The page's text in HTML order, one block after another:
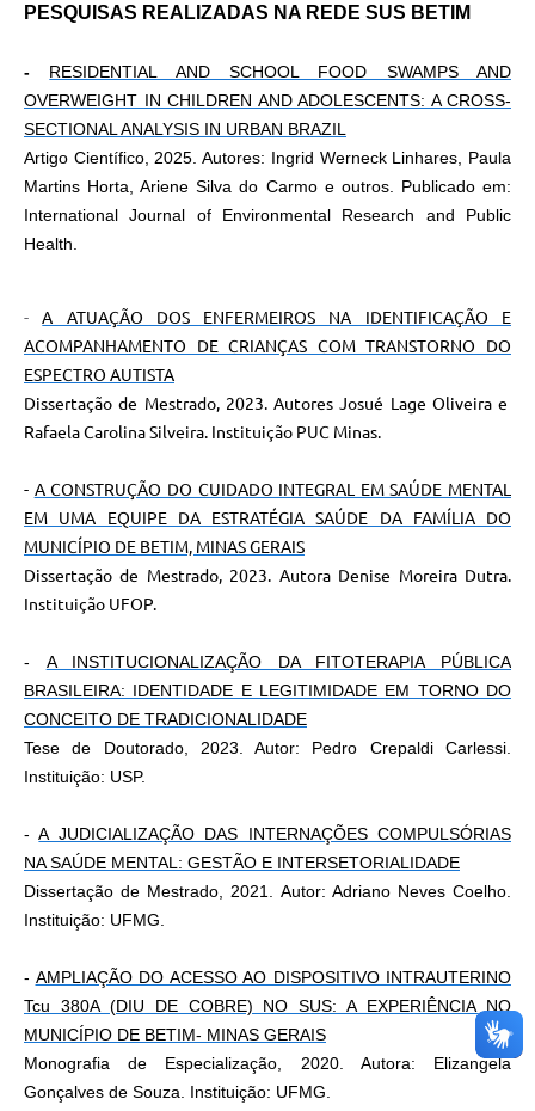
PESQUISAS REALIZADAS NA REDE SUS BETIM
- RESIDENTIAL AND SCHOOL FOOD SWAMPS AND
OVERWEIGHT IN CHILDREN AND ADOLESCENTS: A CROSS-
SECTIONAL ANALYSIS IN URBAN BRAZIL
Artigo Científico, 2025. Autores: Ingrid Werneck Linhares, Paula
Martins Horta, Ariene Silva do Carmo e outros.
Publicado em:
International Journal of Environmental Research and Public
Health.
-A ATUAÇÃO DOS ENFERMEIROS NA IDENTIFICAÇÃO E
ACOMPANHAMENTO DE CRIANÇAS COM TRANSTORNO DO
ESPECTRO AUTISTA
Dissertação de Mestrado, 2023. Autores Josué Lage Oliveira e
Rafaela Carolina Silveira. Instituição PUC Minas.
- A CONSTRUÇÃO DO CUIDADO INTEGRAL EM SAÚDE MENTAL
EM UMA EQUIPE DA ESTRATÉGIA SAÚDE DA FAMÍLIA DO
MUNICÍPIO DE BETIM, MINAS GERAIS
Dissertação de Mestrado, 2023. Autora Denise Moreira Dutra.
Instituição UFOP.
-
A INSTITUCIONALIZAÇÃO DA FITOTERAPIA PÚBLICA
BRASILEIRA: IDENTIDADE E LEGITIMIDADE EM TORNO DO
CONCEITO DE TRADICIONALIDADE
Tese de Doutorado, 2023. Autor: Pedro Crepaldi Carlessi.
Instituição: USP.
-A JUDICIALIZAÇÃO DAS INTERNAÇÕES COMPULSÓRIAS
NA SAÚDE MENTAL: GESTÃO E INTERSETORIALIDADE
Dissertação de Mestrado, 2021. Autor: Adriano Neves Coelho.
Instituição: UFMG.
- AMPLIAÇÃO DO ACESSO AO DISPOSITIVO INTRAUTERINO
Tcu 380A (DIU DE COBRE) NO SUS: A EXPERIÊNCIA NO
MUNICÍPIO DE BETIM- MINAS GERAIS
Monografia de Especialização, 2020. Autora: Elizangela
Gonçalves de Souza. Instituição: UFMG.